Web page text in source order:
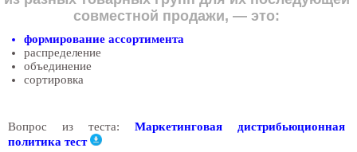
совместной продажи, — это:
формирование ассортимента
распределение
объединение
сортировка
Вопрос из теста: Маркетинговая дистрибьюционная
политика тест